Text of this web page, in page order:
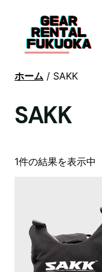
ホーム / SAKK
SAKK
1件の結果を表示中